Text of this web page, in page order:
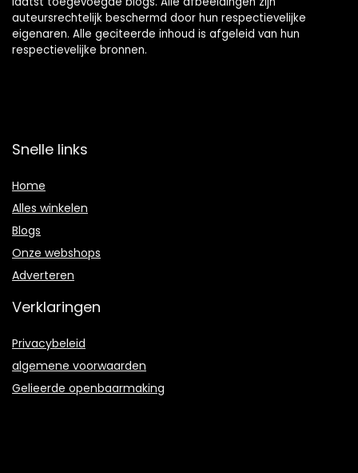
auteursrechtelijk beschermd door hun respectievelijke
eigenaren. Alle geciteerde inhoud is afgeleid van hun
respectievelijke bronnen.
Snelle links
Home
Alles winkelen
Blogs
Onze webshops
Adverteren
Verklaringen
Privacybeleid
algemene voorwaarden
Gelieerde openbaarmaking